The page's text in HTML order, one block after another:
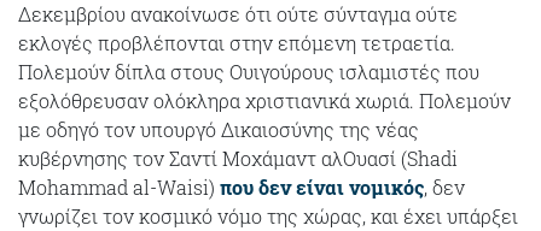
Δεκεμβρίου ανακοίνωσε ότι ούτε σύνταγμα ούτε
εκλογές προβλέπονται στην επόμενη τετραετία.
Πολεμούν δίπλα στους Ουιγούρους ισλαμιστές που
εξολόθρευσαν ολόκληρα χριστιανικά χωριά. Πολεμούν
με οδηγό τον υπουργό Δικαιοσύνης της νέας
κυβέρνησης τον Σαντί Μοχάμαντ αλΟυασί (Shadi
Mohammad al-Waisi) που δεν είναι νομικός, δεν
γνωρίζει τον κοσμικό νόμο της χώρας, και έχει υπάρξει